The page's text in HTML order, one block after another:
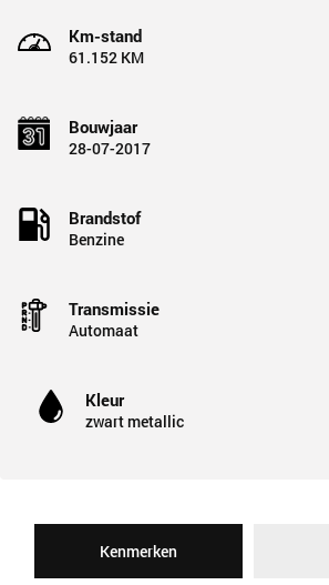
Km-stand
61.152 KM
Bouwjaar
28-07-2017
Brandstof
Benzine
Transmissie
Automaat
Kleur
zwart metallic
Kenmerken